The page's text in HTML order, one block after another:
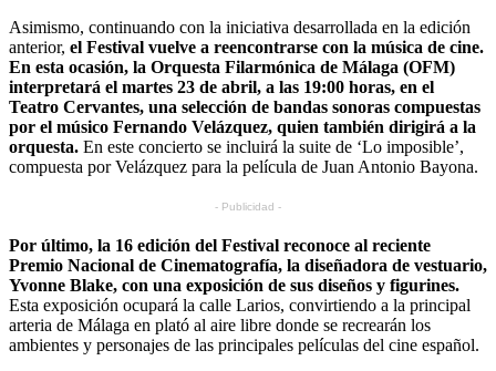
Asimismo, continuando con la iniciativa desarrollada en la edición
anterior, el Festival vuelve a reencontrarse con la música de cine.
En esta ocasión, la Orquesta Filarmónica de Málaga (OFM)
interpretará el martes 23 de abril, a las 19:00 horas, en el
Teatro Cervantes, una selección de bandas sonoras compuestas
por el músico Fernando Velázquez, quien también dirigirá a la
orquesta. En este concierto se incluirá la suite de ‘Lo imposible’,
compuesta por Velázquez para la película de Juan Antonio Bayona.
- Publicidad -
Por último, la 16 edición del Festival reconoce al reciente
Premio Nacional de Cinematografía, la diseñadora de vestuario,
Yvonne Blake, con una exposición de sus diseños y figurines.
Esta exposición ocupará la calle Larios, convirtiendo a la principal
arteria de Málaga en plató al aire libre donde se recrearán los
ambientes y personajes de las principales películas del cine español.